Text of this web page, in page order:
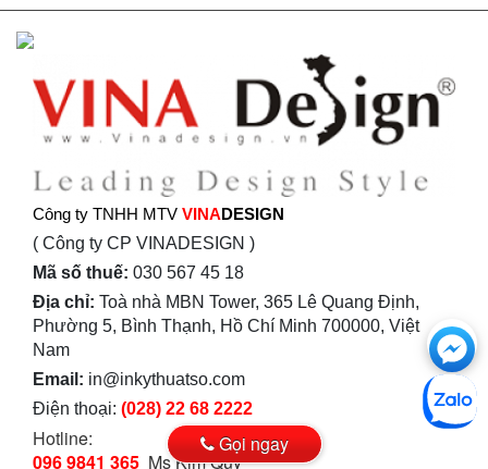
Công ty TNHH MTV VINADESIGN
( Công ty CP VINADESIGN )
Mã số thuế: 030 567 45 18
Địa chỉ: Toà nhà MBN Tower, 365 Lê Quang Định,
Phường 5, Bình Thạnh, Hồ Chí Minh 700000, Việt
Nam
Email: in@inkythuatso.com
Điện thoại: (028) 22 68 2222
Hotline:
096 9841 365 Ms Kim Quý
Gọi ngay
với